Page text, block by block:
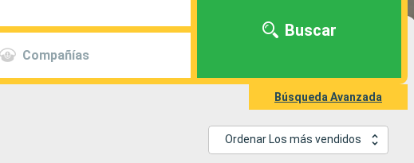
Compañías
Buscar
Búsqueda Avanzada
Ordenar Los más vendidos